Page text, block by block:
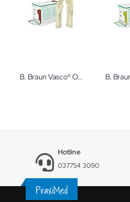
B. Braun Vasco® OP eco, steril Naturkautschuklatex-OP-Handschuhe, puderfrei
Hotline
037754 3090